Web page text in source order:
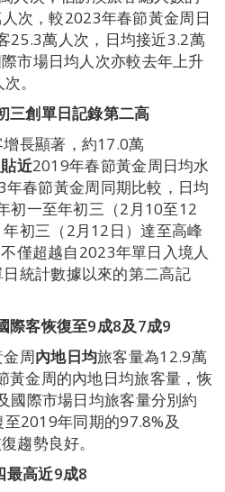
次，較2023年春節黃金周日
25.3萬人次，日均接近3.2萬
市場日均人次亦較去年上升
。
三創單日記錄第二高
長顯著，約17.0萬
近2019年春節黃金周日均水
春節黃金周同期比較，日均
初一至年初三（2月10至12
初三（2月12日）達至高峰
僅超越自2023年單日入境人
統計數據以來的第二高記
際客恢復至9成8及7成9
周內地日均旅客量為12.9萬
黃金周的內地日均旅客量，恢
國際市場日均旅客量分別約
2019年同期的97.8%及
趨勢良好。
最高近9成8